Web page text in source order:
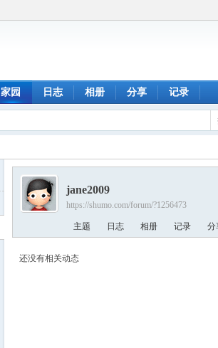
家园 日志 相册 分享 记录
jane2009
https://shumo.com/forum/?1256473
主题 日志 相册 记录 分
还没有相关动态